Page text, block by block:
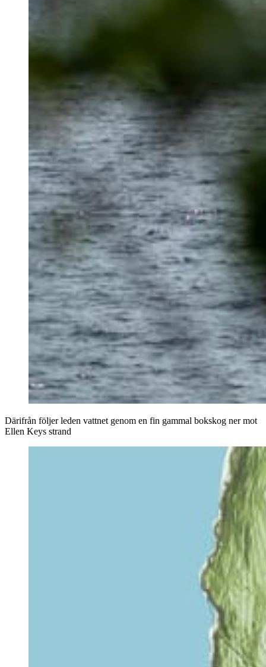
Därifrån följer leden vattnet genom en fin gammal bokskog ner mot
Ellen Keys strand